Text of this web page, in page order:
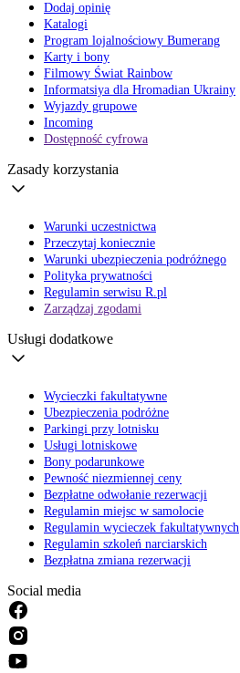
Dodaj opinię
Katalogi
Program lojalnościowy Bumerang
Karty i bony
Filmowy Świat Rainbow
Informatsiya dla Hromadian Ukrainy
Wyjazdy grupowe
Incoming
Dostępność cyfrowa
Zasady korzystania
Warunki uczestnictwa
Przeczytaj koniecznie
Warunki ubezpieczenia podróżnego
Polityka prywatności
Regulamin serwisu R.pl
Zarządzaj zgodami
Usługi dodatkowe
Wycieczki fakultatywne
Ubezpieczenia podróżne
Parkingi przy lotnisku
Usługi lotniskowe
Bony podarunkowe
Pewność niezmiennej ceny
Bezpłatne odwołanie rezerwacji
Regulamin miejsc w samolocie
Regulamin wycieczek fakultatywnych
Regulamin szkoleń narciarskich
Bezpłatna zmiana rezerwacji
Social media